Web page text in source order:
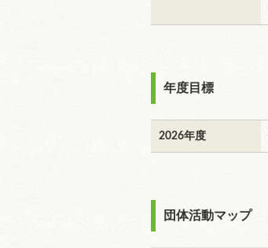
年度目標
2026年度
団体活動マップ